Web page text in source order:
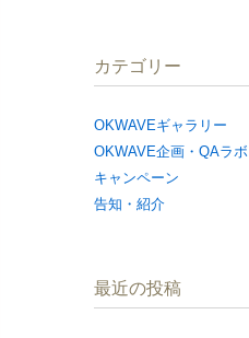
カテゴリー
OKWAVEギャラリー
OKWAVE企画・QAラボ
キャンペーン
告知・紹介
最近の投稿